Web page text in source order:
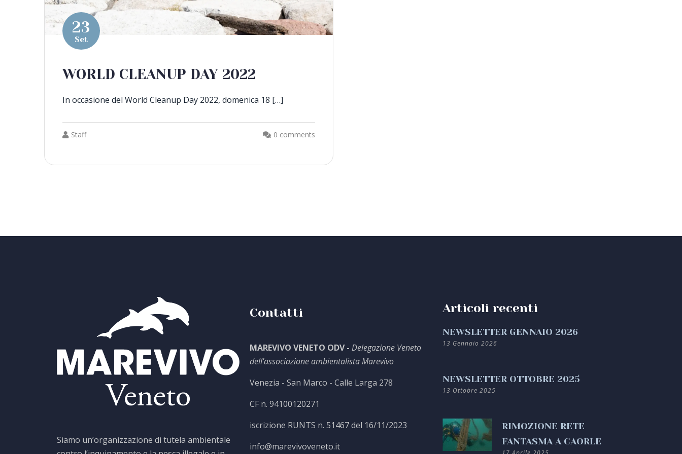
23
Set
WORLD CLEANUP DAY 2022
In occasione del World Cleanup Day 2022, domenica 18 […]
Staff 0 comments
Siamo un’organizzazione di tutela ambientale
Contatti
MAREVIVO VENETO ODV - Delegazione Veneto
dell'associazione ambientalista Marevivo
Venezia - San Marco - Calle Larga 278
CF n. 94100120271
iscrizione RUNTS n. 51467 del 16/11/2023
info@marevivoveneto.it
Articoli recenti
NEWSLETTER GENNAIO 2026
13 Gennaio 2026
NEWSLETTER OTTOBRE 2025
13 Ottobre 2025
RIMOZIONE RETE
FANTASMA A CAORLE